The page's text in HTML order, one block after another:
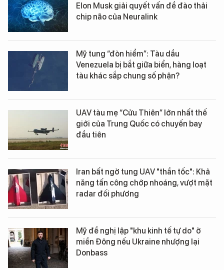
Elon Musk giải quyết vấn đề đào thải
chip não của Neuralink
Mỹ tung “đòn hiểm”: Tàu dầu
Venezuela bị bắt giữa biển, hàng loạt
tàu khác sắp chung số phận?
UAV tàu mẹ “Cửu Thiên” lớn nhất thế
giới của Trung Quốc có chuyến bay
đầu tiên
Iran bất ngờ tung UAV "thần tốc": Khả
năng tấn công chớp nhoáng, vượt mặt
radar đối phương
Mỹ đề nghị lập "khu kinh tế tự do" ở
miền Đông nếu Ukraine nhượng lại
Donbass